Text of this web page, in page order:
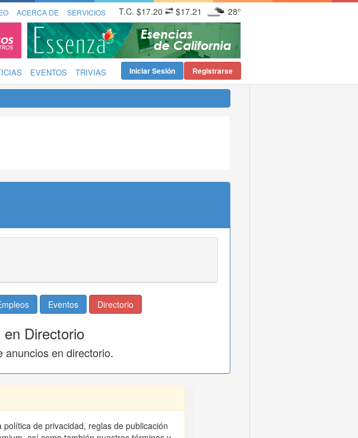
ACERCA DE SERVICIOS T.C. $17.20 $17.21 28°
EVENTOS TRIVIAS Registrarse
Iniciar Sesión
Eventos Directorio
Directorio
anuncios en directorio.
de privacidad, reglas de publicación